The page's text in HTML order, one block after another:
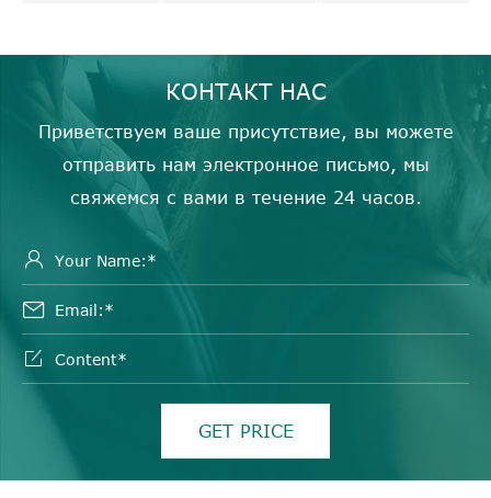
КОНТАКТ НАС
Приветствуем ваше присутствие, вы можете
отправить нам электронное письмо, мы
свяжемся с вами в течение 24 часов.



GET PRICE